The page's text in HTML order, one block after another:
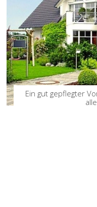
Ein gut gepflegter